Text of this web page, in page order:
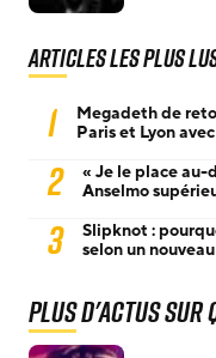
Articles les plus
1
Megadeth de
Paris et Lyon
2
« Je le place au-
Anselmo
3
Slipknot :
selon un
Plus d'actus sur